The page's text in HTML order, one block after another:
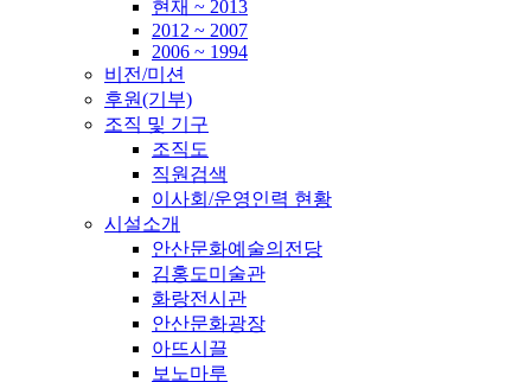
현재 ~ 2013
2012 ~ 2007
2006 ~ 1994
비전/미션
후원(기부)
조직 및 기구
조직도
직원검색
이사회/운영인력 현황
시설소개
안산문화예술의전당
김홍도미술관
화랑전시관
안산문화광장
아뜨시끌
보노마루